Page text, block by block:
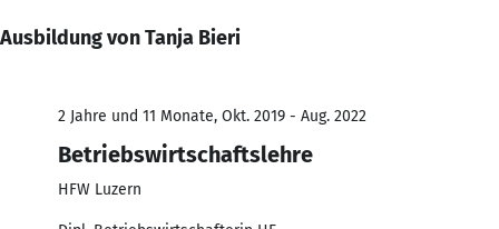
Ausbildung von Tanja Bieri
2 Jahre und 11 Monate, Okt. 2019 - Aug. 2022
Betriebswirtschaftslehre
HFW Luzern